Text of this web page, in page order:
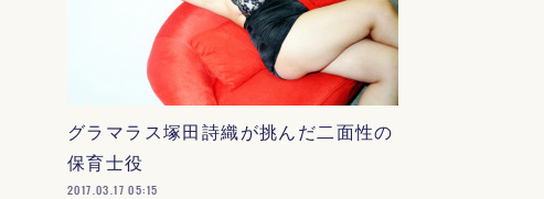
グラマラス塚田詩織が挑んだ二面性の
保育士役
2017.03.17 05:15